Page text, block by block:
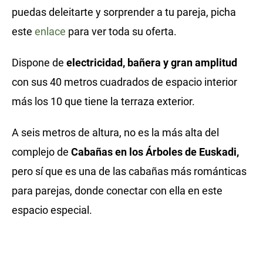
puedas deleitarte y sorprender a tu pareja, picha
este enlace para ver toda su oferta.
Dispone de electricidad, bañera y gran amplitud
con sus 40 metros cuadrados de espacio interior
más los 10 que tiene la terraza exterior.
A seis metros de altura, no es la más alta del
complejo de Cabañas en los Árboles de Euskadi,
pero sí que es una de las cabañas más románticas
para parejas, donde conectar con ella en este
espacio especial.